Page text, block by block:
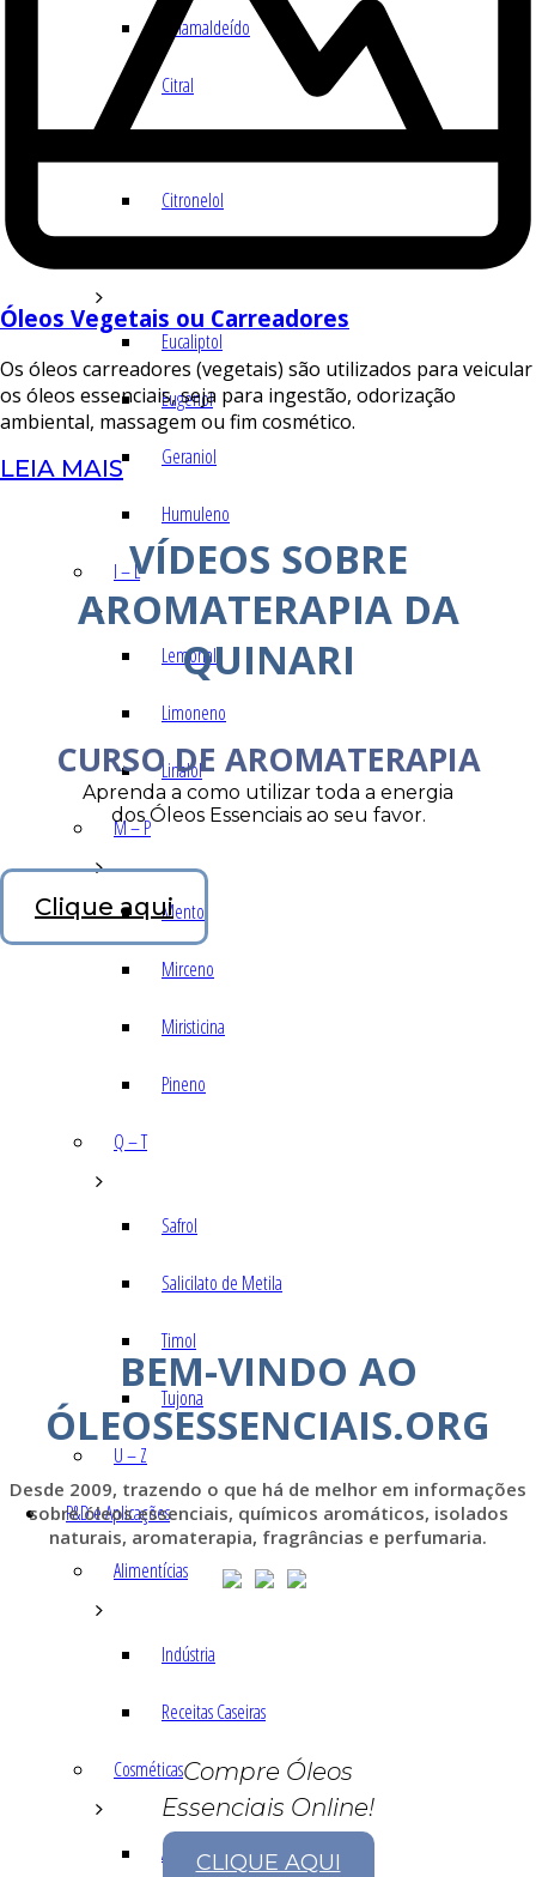
Cinamaldeído
Citral
Citronelol
Eucaliptol
Eugenol
Geraniol
Humuleno
I – L
Lemonal
Limoneno
Linalol
M – P
Mentol
Mirceno
Miristicina
Pineno
Q – T
Safrol
Salicilato de Metila
Timol
Tujona
U – Z
P&D e Aplicações
Alimentícias
Indústria
Receitas Caseiras
Cosméticas
Aromaterapia
Óleos Vegetais ou Carreadores
Os óleos carreadores (vegetais) são utilizados para veicular
os óleos essenciais, seja para ingestão, odorização
ambiental, massagem ou fim cosmético.
LEIA MAIS
VÍDEOS SOBRE
AROMATERAPIA DA
QUINARI
CURSO DE AROMATERAPIA
Aprenda a como utilizar toda a energia
dos Óleos Essenciais ao seu favor.
Clique aqui
BEM-VINDO AO
ÓLEOSESSENCIAIS.ORG
Desde 2009, trazendo o que há de melhor em informações
sobre óleos essenciais, químicos aromáticos, isolados
naturais, aromaterapia, fragrâncias e perfumaria.
Compre Óleos
Essenciais Online!
CLIQUE AQUI